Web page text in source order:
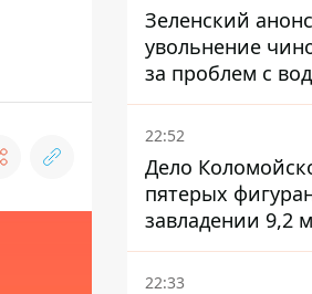
Зеленский
увольнение
за проблем с
Марганце
22:52
Дело
пятерых
завладении 9,2
ПриватБанка
суд
22:33